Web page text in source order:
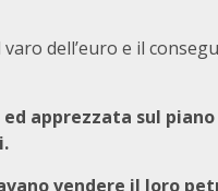
dell’euro e il
apprezzata sul
vendere il loro